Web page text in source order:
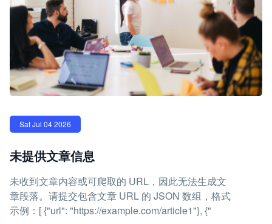
Sat Jul 04 2026
未提供文章信息
未收到文章内容或可爬取的 URL，因此无法生成文
章段落。请提交包含文章 URL 的 JSON 数组，格式
示例：[ {"url": "https://example.com/article1"}, {"